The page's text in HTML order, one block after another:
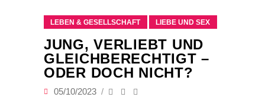
LEBEN & GESELLSCHAFT LIEBE UND SEX
JUNG, VERLIEBT UND
GLEICHBERECHTIGT –
ODER DOCH NICHT?
05/10/2023